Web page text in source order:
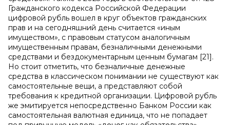
Гражданского кодекса Российской Федерации
цифровой рубль вошел в круг объектов гражданских
прав и на сегодняшний день считается «иным
имуществом», с правовым статусом аналогичным
имущественным правам, безналичными денежными
средствами и бездокументарным ценным бумагам [21].
Но стоит отметить, что безналичные денежные
средства в классическом понимании не существуют как
самостоятельные вещи, а представляют собой
требования к кредитной организации. Цифровой рубль
же эмитируется непосредственно Банком России как
самостоятельная валютная единица, что не попадает